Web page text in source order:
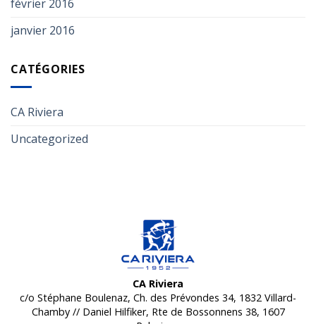
février 2016
janvier 2016
CATÉGORIES
CA Riviera
Uncategorized
CA Riviera
c/o Stéphane Boulenaz, Ch. des Prévondes 34, 1832 Villard-
Chamby // Daniel Hilfiker, Rte de Bossonnens 38, 1607